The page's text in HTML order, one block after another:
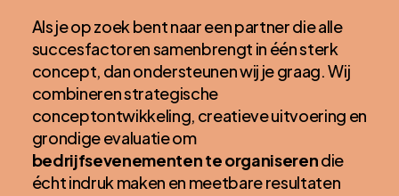
Als je op zoek bent naar een partner die alle
succesfactoren samenbrengt in één sterk
concept, dan ondersteunen wij je graag. Wij
combineren strategische
conceptontwikkeling, creatieve uitvoering en
grondige evaluatie om
bedrijfsevenementen te organiserendie
écht indruk maken en meetbare resultaten